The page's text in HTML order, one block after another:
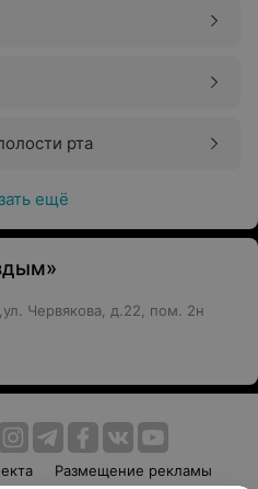
рта
ещё
Червякова, д.22, пом. 2н
Размещение рекламы